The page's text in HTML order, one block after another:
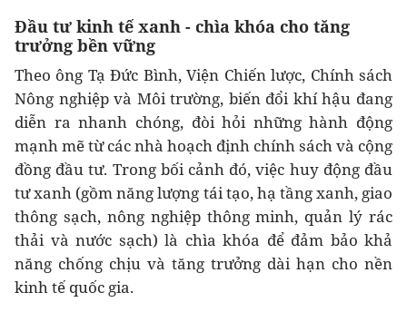
Đầu tư kinh tế xanh - chìa khóa cho tăng
trưởng bền vững
Theo ông Tạ Đức Bình, Viện Chiến lược, Chính sách
Nông nghiệp và Môi trường, biến đổi khí hậu đang
diễn ra nhanh chóng, đòi hỏi những hành động
mạnh mẽ từ các nhà hoạch định chính sách và cộng
đồng đầu tư. Trong bối cảnh đó, việc huy động đầu
tư xanh (gồm năng lượng tái tạo, hạ tầng xanh, giao
thông sạch, nông nghiệp thông minh, quản lý rác
thải và nước sạch) là chìa khóa để đảm bảo khả
năng chống chịu và tăng trưởng dài hạn cho nền
kinh tế quốc gia.